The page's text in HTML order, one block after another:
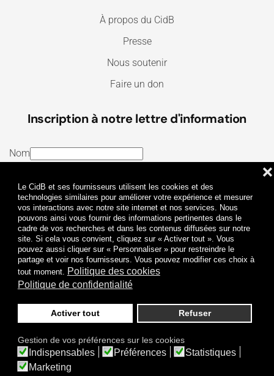
Le CidB et ses fournisseurs utilisent les cookies et des
technologies similaires pour améliorer votre expérience et mesurer
vos interactions avec notre site internet et nos services. Nous
pouvons ainsi vous fournir des informations pertinentes dans le
cadre de vos recherches et dans les contenus diffusées sur notre
site. Si cela vous convient, cliquez sur « Activer tout ». Vous
pouvez aussi cliquer sur « Personnaliser » pour restreindre le
partage et voir nos fournisseurs. Vous pouvez modifier ces choix à
tout moment. Politique des cookies
Politique de confidentialité
Activer tout Refuser
❌
Gestion de vos préférences sur les cookies
Indispensables Préférences
Statistiques
Marketing
À propos du CidB
Presse
Nous soutenir
Faire un don
Inscription à notre lettre d'information
Nom
J’ai lu et j’accepte lesTermes et conditionset la
Politique de confidentialité
Je m'abonne
© 2009-2026 CidB. Tous droits réservés.